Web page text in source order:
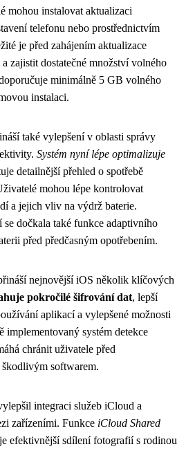
mohou instalovat aktualizaci
telefonu nebo prostřednictvím
je před zahájením aktualizace
zajistit dostatečné množství volného
minimálně 5 GB volného
instalaci.
také vylepšení v oblasti správy
Systém nyní lépe optimalizuje
detailnější přehled o spotřebě
mohou lépe kontrolovat
a jejich vliv na výdrž baterie.
dočkala také funkce adaptivního
před předčasným opotřebením.
nejnovější iOS několik klíčových
pokročilé šifrování dat, lepší
aplikací a vylepšené možnosti
implementovaný systém detekce
chránit uživatele před
softwarem.
integraci služeb iCloud a
zařízeními. Funkce iCloud Shared
efektivnější sdílení fotografií s rodinou